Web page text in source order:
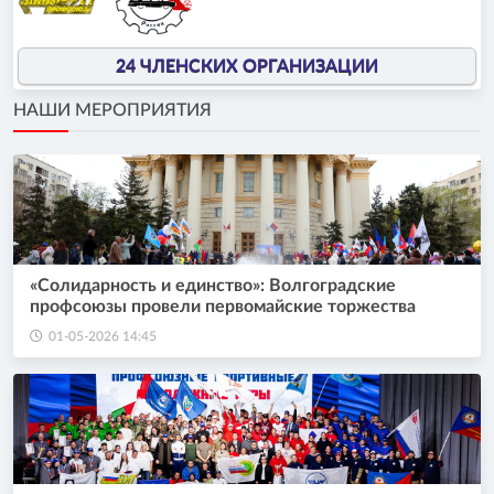
24 ЧЛЕНСКИХ ОРГАНИЗАЦИИ
НАШИ МЕРОПРИЯТИЯ
«Солидарность и единство»: Волгоградские
профсоюзы провели первомайские торжества
01-05-2026 14:45